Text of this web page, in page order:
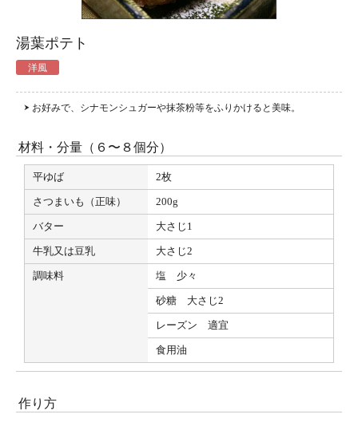
湯葉ポテト
洋風
お好みで、シナモンシュガーや抹茶粉等をふりかけると美味。
材料・分量（ ６〜８個分）
平ゆば 2枚
さつまいも（正味） 200g
バター 大さじ1
牛乳又は豆乳 大さじ2
調味料 塩 少々
砂糖 大さじ2
レーズン 適宜
食用油
作り方